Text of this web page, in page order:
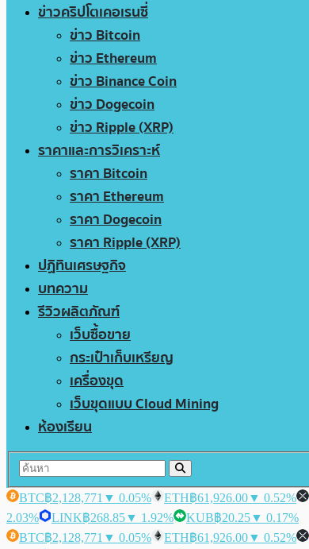
ข่าวคริปโตเคอเรนซี่
ข่าว Bitcoin
ข่าว Ethereum
ข่าว Binance Coin
ข่าว Dogecoin
ข่าว Ripple (XRP)
ราคาและการวิเคราะห์
ราคา Bitcoin
ราคา Ethereum
ราคา Dogecoin
ราคา Ripple (XRP)
ปฏิทินเศรษฐกิจ
บทความ
รีวิวผลิตภัณฑ์
เว็บซื้อขาย
กระเป๋าเก็บเหรียญ
เครื่องขุด
เว็บขุดแบบ Cloud Mining
ห้องเรียน
BTC฿2,128,771 ▼ 0.05% ETH฿61,926.00▼ 0.52%
2.03%
LINK฿268.85▼ 1.92% KUB฿20.25▼ 0.17%
BTC฿2,128,771 ▼ 0.05% ETH฿61,926.00▼ 0.52%